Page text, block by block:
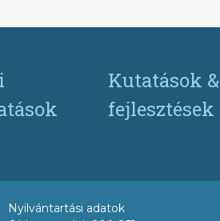
Kutatások &
fejlesztések
Nyilvántartási adatok